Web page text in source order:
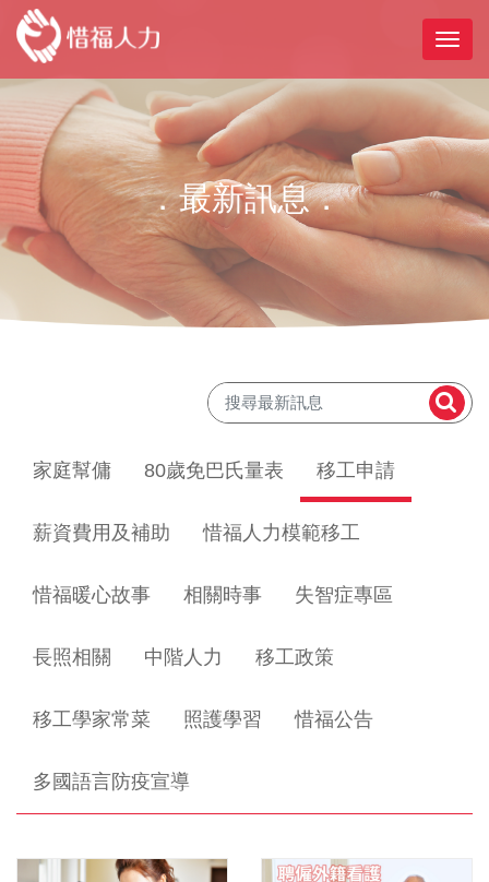
．最新訊息．
家庭幫傭 80歲免巴氏量表 移工申請
薪資費用及補助 惜福人力模範移工
惜福暖心故事 相關時事 失智症專區
長照相關 中階人力 移工政策
移工學家常菜 照護學習 惜福公告
多國語言防疫宣導